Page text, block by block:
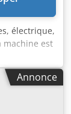
la
Vitesse
électrique,
machine est
dans notre
vous
Annonce